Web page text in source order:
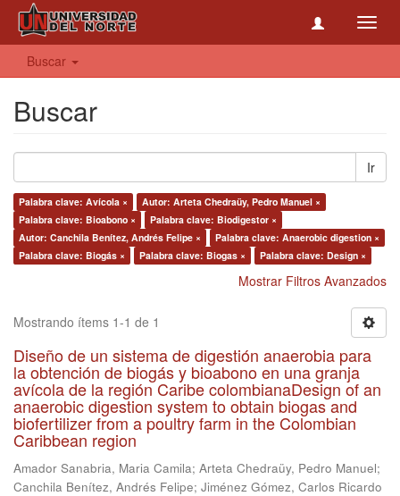
Buscar
Buscar
Ir
Palabra clave: Avícola ×
Autor: Arteta Chedraüy, Pedro Manuel ×
Palabra clave: Bioabono ×
Palabra clave: Biodigestor ×
Autor: Canchila Benítez, Andrés Felipe ×
Palabra clave: Anaerobic digestion ×
Palabra clave: Biogás ×
Palabra clave: Biogas × Palabra clave: Design ×
Mostrar Filtros Avanzados
Mostrando ítems 1-1 de 1
Diseño de un sistema de digestión anaerobia para
la obtención de biogás y bioabono en una granja
avícola de la región Caribe colombianaDesign of an
anaerobic digestion system to obtain biogas and
biofertilizer from a poultry farm in the Colombian
Caribbean region
Amador Sanabria, Maria Camila; Arteta Chedraüy, Pedro Manuel;
Canchila Benítez, Andrés Felipe; Jiménez Gómez, Carlos Ricardo